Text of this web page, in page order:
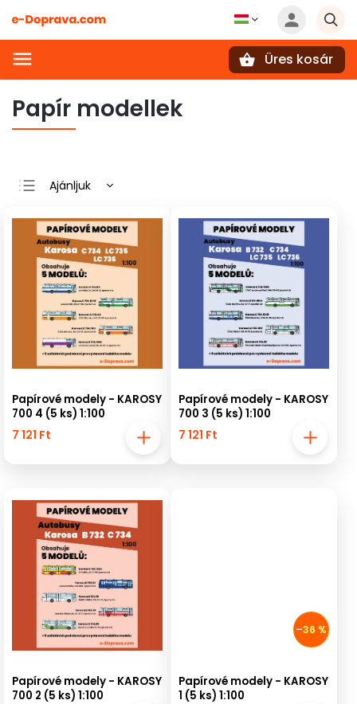
Üres kosár
Papír modellek
Ajánljuk
Legdrágább
Legnépszerűbb
termékek
ABC szerint
Papírové modely - KAROSY
700 4 (5 ks) 1:100
7 121 Ft
Papírové modely - KAROSY
700 3 (5 ks) 1:100
7 121 Ft
Papírové modely - KAROSY
700 2 (5 ks) 1:100
–36 %
Papírové modely - KAROSY
1 (5 ks) 1:100